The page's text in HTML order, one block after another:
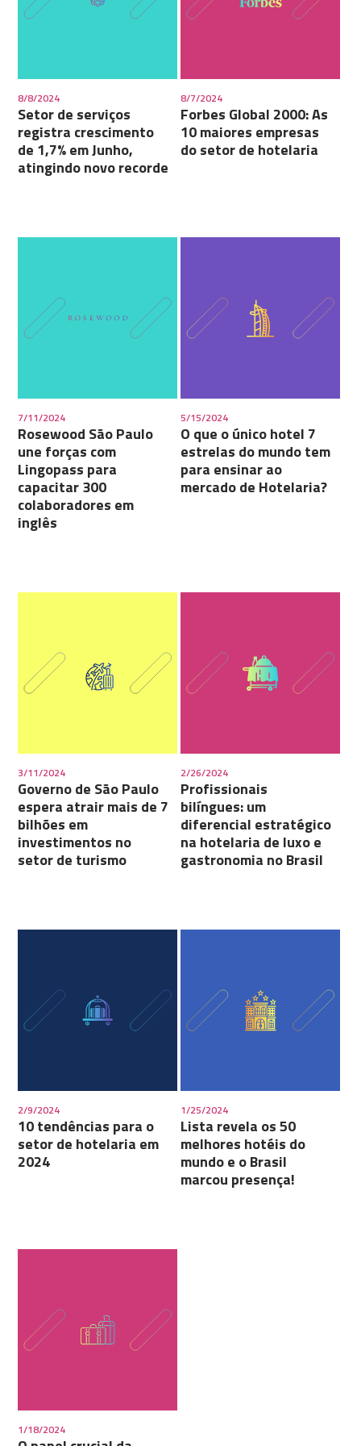
8/8/2024
Setor de serviços
registra crescimento
de 1,7% em Junho,
atingindo novo recorde
8/7/2024
Forbes Global 2000: As
10 maiores empresas
do setor de hotelaria
7/11/2024
Rosewood São Paulo
une forças com
Lingopass para
capacitar 300
colaboradores em
inglês
5/15/2024
O que o único hotel 7
estrelas do mundo tem
para ensinar ao
mercado de Hotelaria?
3/11/2024
Governo de São Paulo
espera atrair mais de 7
bilhões em
investimentos no
setor de turismo
2/26/2024
Profissionais
bilíngues: um
diferencial estratégico
na hotelaria de luxo e
gastronomia no Brasil
2/9/2024
10 tendências para o
setor de hotelaria em
2024
1/25/2024
Lista revela os 50
melhores hotéis do
mundo e o Brasil
marcou presença!
1/18/2024